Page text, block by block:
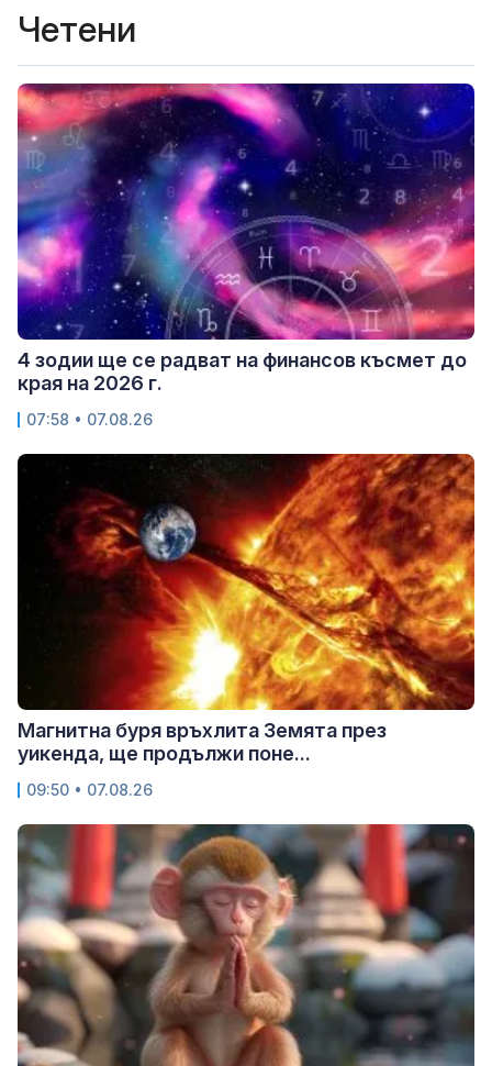
Четени
4 зодии ще се радват на финансов късмет до
края на 2026 г.
07:58 • 07.08.26
Магнитна буря връхлита Земята през
уикенда, ще продължи поне...
09:50 • 07.08.26